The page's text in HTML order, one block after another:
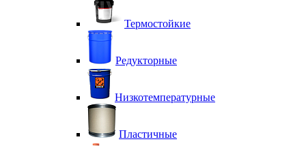
Термостойкие
Редукторные
Низкотемпературные
Пластичные